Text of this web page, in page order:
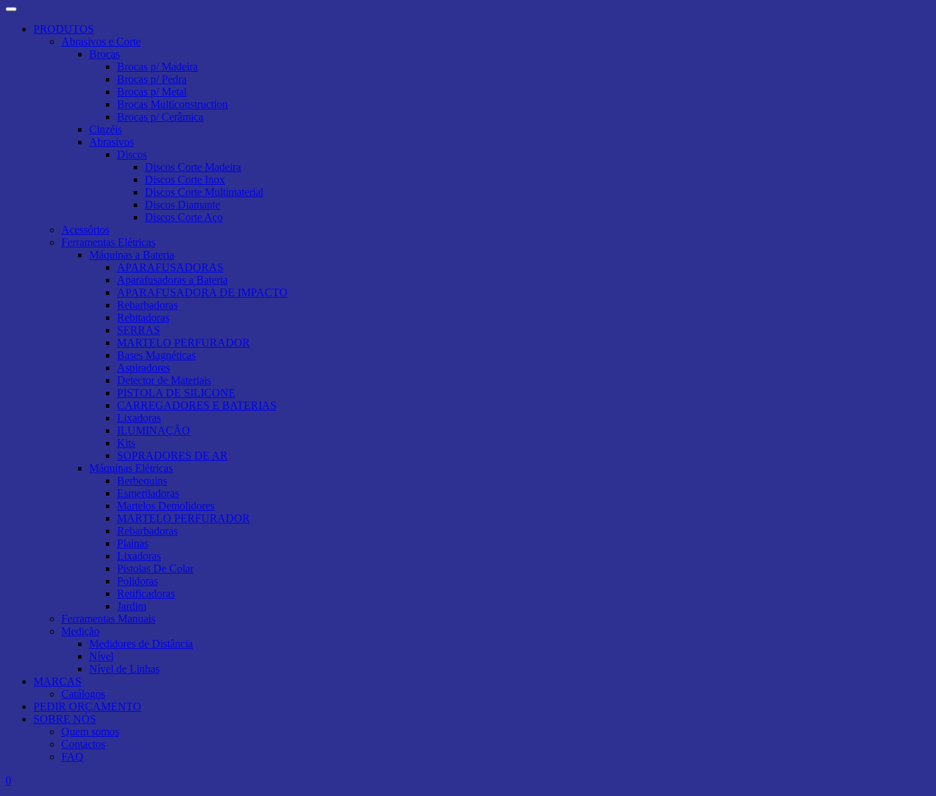
PRODUTOS
Abrasivos e Corte
Brocas
Brocas p/ Madeira
Brocas p/ Pedra
Brocas p/ Metal
Brocas Multiconstruction
Brocas p/ Cerâmica
Cinzéis
Abrasivos
Discos
Discos Corte Madeira
Discos Corte Inox
Discos Corte Multimaterial
Discos Diamante
Discos Corte Aço
Acessórios
Ferramentas Elétricas
Máquinas a Bateria
APARAFUSADORAS
Aparafusadoras a Bateria
APARAFUSADORA DE IMPACTO
Rebarbadoras
Rebitadoras
SERRAS
MARTELO PERFURADOR
Bases Magnéticas
Aspiradores
Detector de Materiais
PISTOLA DE SILICONE
CARREGADORES E BATERIAS
Lixadoras
ILUMINAÇÃO
Kits
SOPRADORES DE AR
Máquinas Elétricas
Berbequins
Esmeriladoras
Martelos Demolidores
MARTELO PERFURADOR
Rebarbadoras
Plainas
Lixadoras
Pistolas De Colar
Polidoras
Retificadoras
Jardim
Ferramentas Manuais
Medição
Medidores de Distância
Nível
Nível de Linhas
MARCAS
Catálogos
PEDIR ORÇAMENTO
SOBRE NÓS
Quem somos
Contactos
FAQ
0